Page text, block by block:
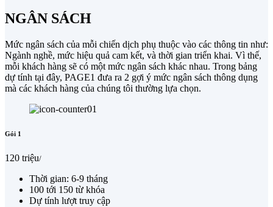
NGÂN SÁCH
Mức ngân sách của mỗi chiến dịch phụ thuộc vào các thông tin như:
Ngành nghề, mức hiệu quả cam kết, và thời gian triển khai. Vì thế,
mỗi khách hàng sẽ có một mức ngân sách khác nhau. Trong bảng
dự tính tại đây, PAGE1 đưa ra 2 gợi ý mức ngân sách thông dụng
mà các khách hàng của chúng tôi thường lựa chọn.
Gói 1
120 triệu/
Thời gian: 6-9 tháng
100 tới 150 từ khóa
Dự tính lượt truy cập